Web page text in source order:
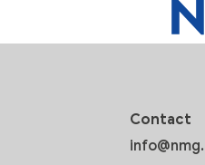
Contact